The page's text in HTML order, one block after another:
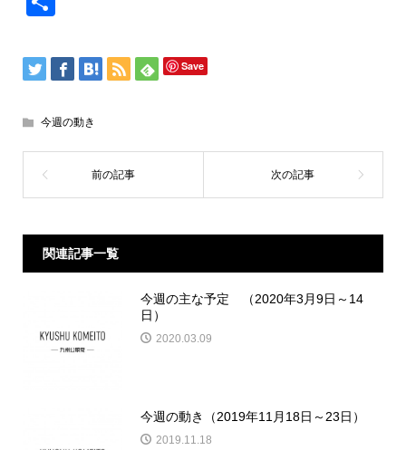
Save
今週の動き
関連記事一覧
今週の主な予定 （2020年3月9日～14
日）
2020.03.09
今週の動き（2019年11月18日～23日）
2019.11.18